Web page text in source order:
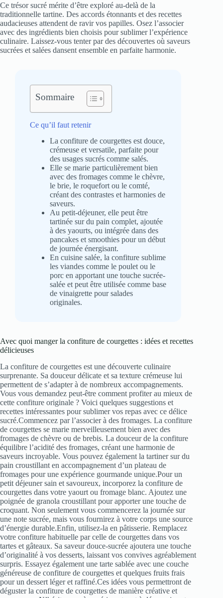
Ce trésor sucré mérite d’être exploré au-delà de la
traditionnelle tartine. Des accords étonnants et des recettes
audacieuses attendent de ravir vos papilles. Osez l’associer
avec des ingrédients bien choisis pour sublimer l’expérience
culinaire. Laissez-vous tenter par des découvertes où saveurs
sucrées et salées dansent ensemble en parfaite harmonie.
Sommaire
Ce qu’il faut retenir
La confiture de courgettes est douce,
crémeuse et versatile, parfaite pour
des usages sucrés comme salés.
Elle se marie particulièrement bien
avec des fromages comme le chèvre,
le brie, le roquefort ou le comté,
créant des contrastes et harmonies de
saveurs.
Au petit-déjeuner, elle peut être
tartinée sur du pain complet, ajoutée
à des yaourts, ou intégrée dans des
pancakes et smoothies pour un début
de journée énergisant.
En cuisine salée, la confiture sublime
les viandes comme le poulet ou le
porc en apportant une touche sucrée-
salée et peut être utilisée comme base
de vinaigrette pour salades
originales.
Avec quoi manger la confiture de courgettes : idées et recettes
délicieuses
La confiture de courgettes est une découverte culinaire
surprenante. Sa douceur délicate et sa texture crémeuse lui
permettent de s’adapter à de nombreux accompagnements.
Vous vous demandez peut-être comment profiter au mieux de
cette confiture originale ? Voici quelques suggestions et
recettes intéressantes pour sublimer vos repas avec ce délice
sucré.Commencez par l’associer à des fromages. La confiture
de courgettes se marie merveilleusement bien avec des
fromages de chèvre ou de brebis. La douceur de la confiture
équilibre l’acidité des fromages, créant une harmonie de
saveurs incroyable. Vous pouvez également la tartiner sur du
pain croustillant en accompagnement d’un plateau de
fromages pour une expérience gourmande unique.Pour un
petit déjeuner sain et savoureux, incorporez la confiture de
courgettes dans votre yaourt ou fromage blanc. Ajoutez une
poignée de granola croustillant pour apporter une touche de
croquant. Non seulement vous commencerez la journée sur
une note sucrée, mais vous fournirez à votre corps une source
d’énergie durable.Enfin, utilisez-la en pâtisserie. Remplacez
votre confiture habituelle par celle de courgettes dans vos
tartes et gâteaux. Sa saveur douce-sucrée ajoutera une touche
d’originalité à vos desserts, laissant vos convives agréablement
surpris. Essayez également une tarte sablée avec une couche
généreuse de confiture de courgettes et quelques fruits frais
pour un dessert léger et raffiné.Ces idées vous permettront de
déguster la confiture de courgettes de manière créative et